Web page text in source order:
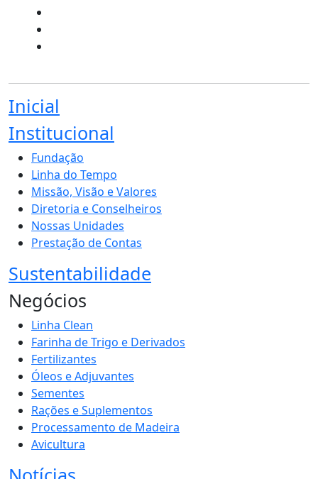
Inicial
Institucional
Fundação
Linha do Tempo
Missão, Visão e Valores
Diretoria e Conselheiros
Nossas Unidades
Prestação de Contas
Sustentabilidade
Negócios
Linha Clean
Farinha de Trigo e Derivados
Fertilizantes
Óleos e Adjuvantes
Sementes
Rações e Suplementos
Processamento de Madeira
Avicultura